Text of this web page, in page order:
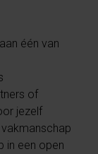
één van
of
jezelf
in een open